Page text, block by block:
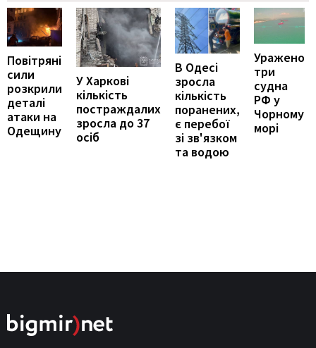
Повітряні
сили
розкрили
деталі
атаки на
Одещину
У Харкові
кількість
постраждалих
зросла до 37
осіб
В Одесі
зросла
кількість
поранених,
є перебої
зі зв'язком
та водою
Уражено
три
судна
РФ у
Чорному
морі